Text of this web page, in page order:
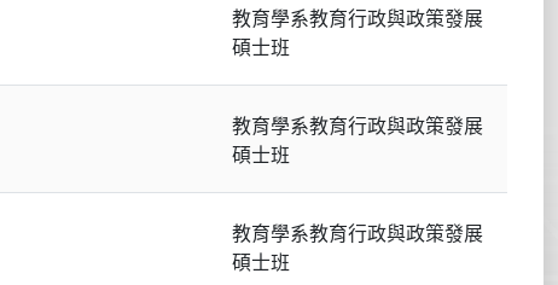
教育學系教育行政與政策發展
碩士班
教育學系教育行政與政策發展
碩士班
教育學系教育行政與政策發展
碩士班